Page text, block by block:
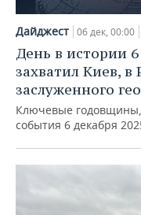
Дайджест 06 дек, 00:00
День в истории
захватил Киев, в
заслуженного
Ключевые
события 6 декабря